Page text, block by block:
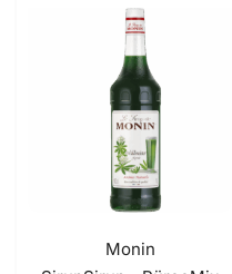
Monin